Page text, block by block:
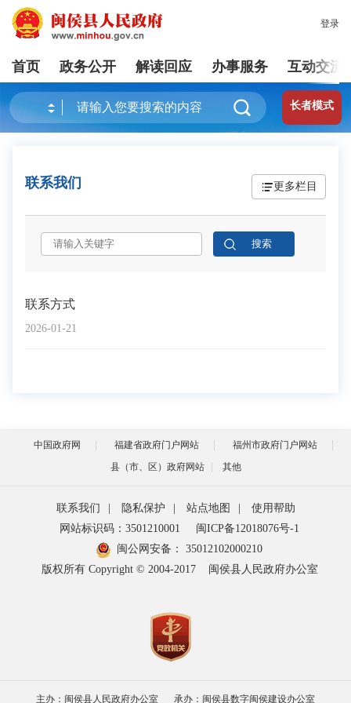
登录
首页 政务公开 解读回应 办事服务 互动交流
长者模式
联系我们 更多栏目
2026-01-21
联系方式
中国政府网 福建省政府门户网站
福州市政府门户网站
县（市、区）政府网站
其他
联系我们 隐私保护 站点地图
使用帮助
网站标识码：3501210001
闽ICP备12018076号-1
闽公网安备：
35012102000210
版权所有 Copyright © 2004-2017
闽侯县人民政府办公室
主办：闽侯县人民政府办公室 承办：闽侯县数字闽侯建设办公室